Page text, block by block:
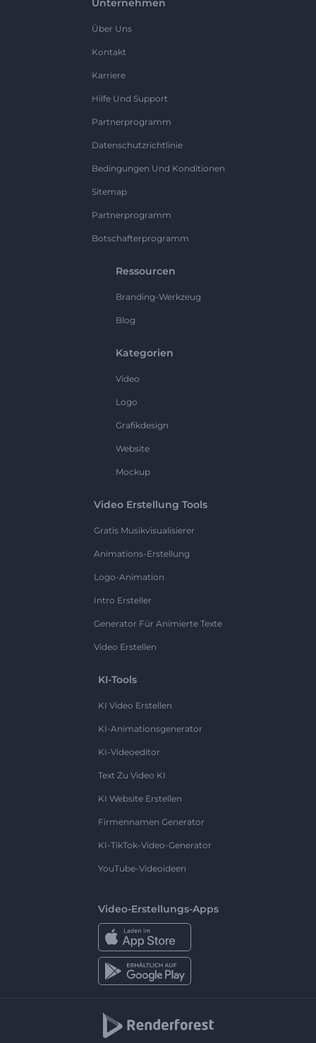
Unternehmen
Über Uns
Kontakt
Karriere
Hilfe Und Support
Partnerprogramm
Datenschutzrichtlinie
Bedingungen Und Konditionen
Sitemap
Partnerprogramm
Botschafterprogramm
Ressourcen
Branding-Werkzeug
Blog
Kategorien
Video
Logo
Grafikdesign
Website
Mockup
Video Erstellung Tools
Gratis Musikvisualisierer
Animations-Erstellung
Logo-Animation
Intro Ersteller
Generator Für Animierte Texte
Video Erstellen
KI-Tools
KI Video Erstellen
KI-Animationsgenerator
KI-Videoeditor
Text Zu Video KI
KI Website Erstellen
Firmennamen Generator
KI-TikTok-Video-Generator
YouTube-Videoideen
Video-Erstellungs-Apps